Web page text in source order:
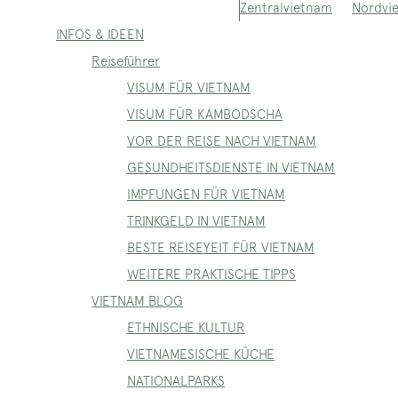
Zentralvietnam
INFOS & IDEEN
Reiseführer
VISUM FÜR VIETNAM
VISUM FÜR KAMBODSCHA
VOR DER REISE NACH VIETNAM
GESUNDHEITSDIENSTE IN VIETNAM
IMPFUNGEN FÜR VIETNAM
TRINKGELD IN VIETNAM
BESTE REISEYEIT FÜR VIETNAM
WEITERE PRAKTISCHE TIPPS
VIETNAM BLOG
ETHNISCHE KULTUR
VIETNAMESISCHE KÜCHE
NATIONALPARKS